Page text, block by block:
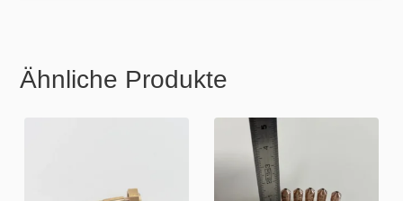
Ähnliche Produkte